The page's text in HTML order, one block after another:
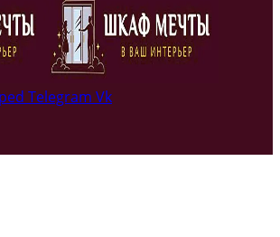
Telegram Vk